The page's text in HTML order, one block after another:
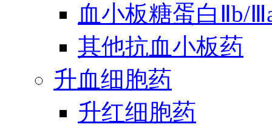
血小板糖蛋白Ⅱb/
其他抗血小板药
升血细胞药
升红细胞药